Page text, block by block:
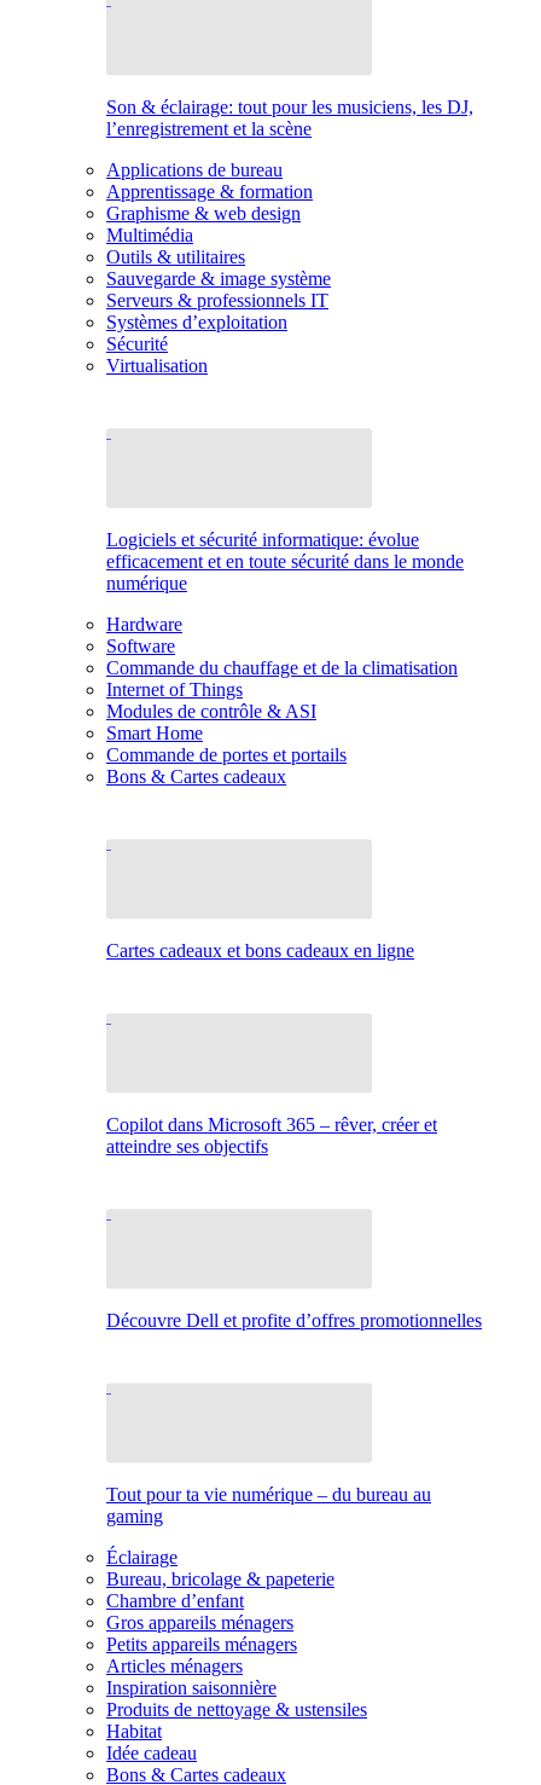
Son & éclairage: tout pour les musiciens, les DJ,
l’enregistrement et la scène
Applications de bureau
Apprentissage & formation
Graphisme & web design
Multimédia
Outils & utilitaires
Sauvegarde & image système
Serveurs & professionnels IT
Systèmes d’exploitation
Sécurité
Virtualisation
Logiciels et sécurité informatique: évolue
efficacement et en toute sécurité dans le monde
numérique
Hardware
Software
Commande du chauffage et de la climatisation
Internet of Things
Modules de contrôle & ASI
Smart Home
Commande de portes et portails
Bons & Cartes cadeaux
Cartes cadeaux et bons cadeaux en ligne
Copilot dans Microsoft 365 – rêver, créer et
atteindre ses objectifs
Découvre Dell et profite d’offres promotionnelles
Tout pour ta vie numérique – du bureau au
gaming
Éclairage
Bureau, bricolage & papeterie
Chambre d’enfant
Gros appareils ménagers
Petits appareils ménagers
Articles ménagers
Inspiration saisonnière
Produits de nettoyage & ustensiles
Habitat
Idée cadeau
Bons & Cartes cadeaux